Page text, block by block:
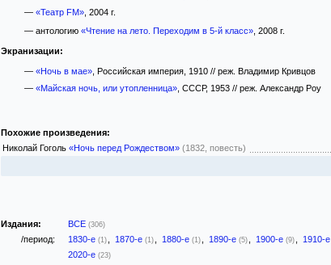
— «Театр FM», 2004 г.
— антологию «Чтение на лето. Переходим в 5-й класс», 2008 г.
Экранизации:
— «Ночь в мае», Российская империя, 1910 // реж. Владимир Кривцов
— «Майская ночь, или утопленница», СССР, 1953 // реж. Александр Роу
Похожие произведения:
Николай Гоголь «Ночь перед Рождеством» (1832, повесть)
Издания: ВСЕ (306)
/период: 1830-е (1) 1870-е (1) 1880-е (1) 1890-е (5) 1900-е (9) 1910-е
2020-е (23)